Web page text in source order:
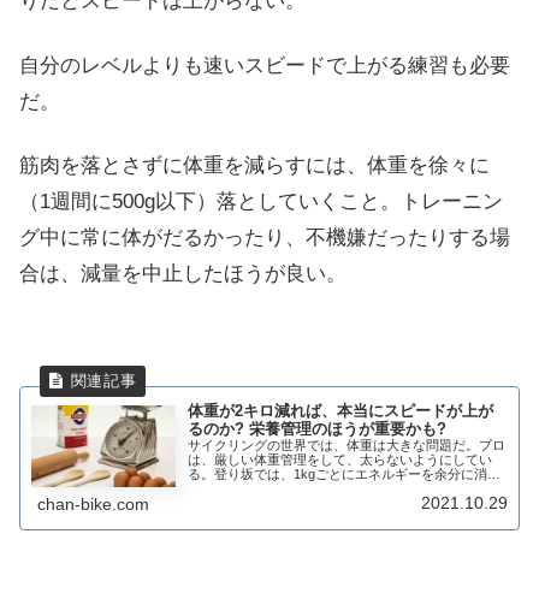
自分のレベルよりも速いスビードで上がる練習も必要
だ。
筋肉を落とさずに体重を減らすには、体重を徐々に
（1週間に500g以下）落としていくこと。トレーニン
グ中に常に体がだるかったり、不機嫌だったりする場
合は、減量を中止したほうが良い。
体重が2キロ減れば、本当にスピードが上が
るのか? 栄養管理のほうが重要かも?
サイクリングの世界では、体重は大きな問題だ。プロ
は、厳しい体重管理をして、太らないようにしてい
る。登り坂では、1kgごとにエネルギーを余分に消費
ほどの違いはないのだろうか。ハードなライディン
chan-bike.com 2021.10.29